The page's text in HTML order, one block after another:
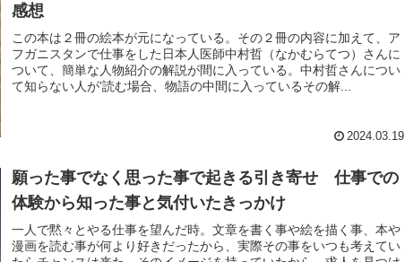
感想
この本は２冊の絵本が元になっている。その２冊の内容に加えて、ア
フガニスタンで仕事をした日本人医師中村哲（なかむらてつ）さんに
ついて、簡単な人物紹介の解説が間に入っている。中村哲さんについ
て知らない人が’読む場合、物語の中間に入っているその解...
2024.03.19
願った事でなく思った事で起きる引き寄せ 仕事での
体験から知った事と気付いたきっかけ
一人で黙々とやる仕事を望んだ時。文章を書く事や絵を描く事、本や
漫画を読む事が何より好きだったから、実際その事をいつも考えてい